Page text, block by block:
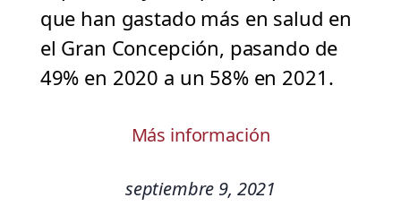
que han gastado más en salud en
el Gran Concepción, pasando de
49% en 2020 a un 58% en 2021.
Más información
septiembre 9, 2021